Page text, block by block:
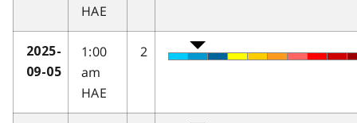
HAE
2025-
09-05
1:00
am
HAE
2